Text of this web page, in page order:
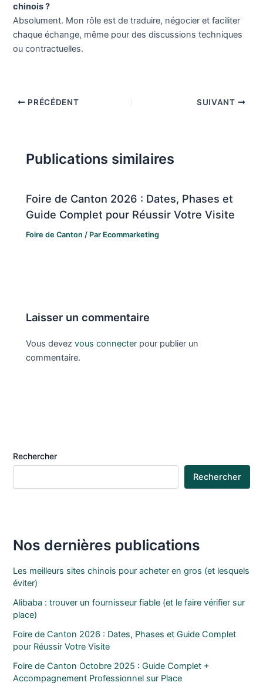
Rechercher
Rechercher
Nos dernières publications
Les meilleurs sites chinois pour acheter en gros (et lesquels
éviter)
Alibaba : trouver un fournisseur fiable (et le faire vérifier sur
place)
Foire de Canton 2026 : Dates, Phases et Guide Complet
pour Réussir Votre Visite
Foire de Canton Octobre 2025 : Guide Complet +
Accompagnement Professionnel sur Place
chinois ?
Absolument. Mon rôle est de traduire, négocier et faciliter
chaque échange, même pour des discussions techniques
ou contractuelles.
PRÉCÉDENT SUIVANT
Publications similaires
Foire de Canton 2026 : Dates, Phases et
Guide Complet pour Réussir Votre Visite
Foire de Canton / Par Ecommarketing
Laisser un commentaire
Vous devezvous connecter pour publier un
commentaire.